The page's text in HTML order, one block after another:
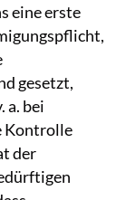
eine erste
gesetzt,
a. bei
Kontrolle
der